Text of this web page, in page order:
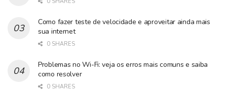
Como fazer teste de velocidade e aproveitar ainda mais
sua internet
0 SHARES
Problemas no Wi-Fi: veja os erros mais comuns e saiba
como resolver
0 SHARES